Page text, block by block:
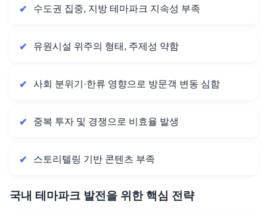
수도권 집중, 지방 테마파크 지속성 부족
유원시설 위주의 형태, 주제성 약함
사회 분위기·한류 영향으로 방문객 변동 심함
중복 투자 및 경쟁으로 비효율 발생
스토리텔링 기반 콘텐츠 부족
국내 테마파크 발전을 위한 핵심 전략